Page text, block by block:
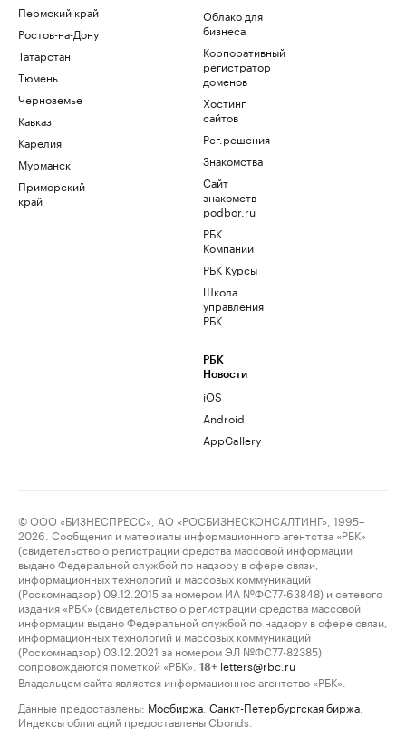
Пермский край
Ростов-на-Дону
Татарстан
Тюмень
Черноземье
Кавказ
Карелия
Мурманск
Приморский
край
Облако для
бизнеса
Корпоративный
регистратор
доменов
Хостинг
сайтов
Рег.решения
Знакомства
Сайт
знакомств
podbor.ru
РБК
Компании
РБК Курсы
Школа
управления
РБК
РБК
Новости
iOS
Android
AppGallery
© ООО «БИЗНЕСПРЕСС», АО «РОСБИЗНЕСКОНСАЛТИНГ», 1995–
2026. Сообщения и материалы информационного агентства «РБК»
(свидетельство о регистрации средства массовой информации
выдано Федеральной службой по надзору в сфере связи,
информационных технологий и массовых коммуникаций
(Роскомнадзор) 09.12.2015 за номером ИА №ФС77-63848) и сетевого
издания «РБК» (свидетельство о регистрации средства массовой
информации выдано Федеральной службой по надзору в сфере связи,
информационных технологий и массовых коммуникаций
(Роскомнадзор) 03.12.2021 за номером ЭЛ №ФС77-82385)
сопровождаются пометкой «РБК».
18+ letters@rbc.ru
Владельцем сайта является информационное агентство «РБК».
Данные предоставлены: Мосбиржа Санкт-Петербургская биржа
Индексы облигаций предоставлены Cbonds.